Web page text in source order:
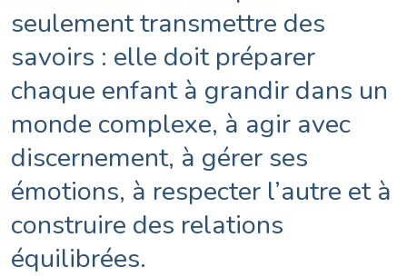
seulement transmettre des
savoirs : elle doit préparer
chaque enfant à grandir dans un
monde complexe, à agir avec
discernement, à gérer ses
émotions, à respecter l’autre et à
construire des relations
équilibrées.